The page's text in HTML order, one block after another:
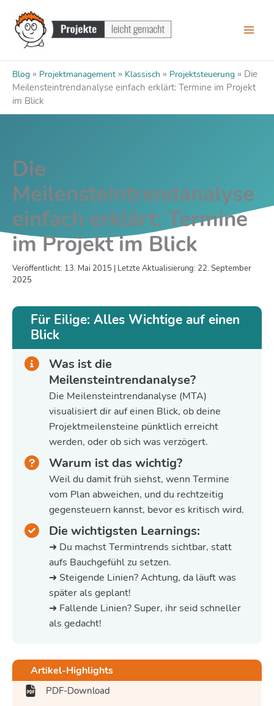
Inhalt
springen
Blog » Projektmanagement » Klassisch » Projektsteuerung » Die
Meilensteintrendanalyse einfach erklärt: Termine im Projekt
im Blick
Die
Meilensteintrendanalyse
einfach erklärt: Termine
im Projekt im Blick
Veröffentlicht: 13. Mai 2015 | Letzte Aktualisierung: 22. September
2025
Für Eilige: Alles Wichtige auf einen
Blick
Was ist die
Meilensteintrendanalyse?
Die Meilensteintrendanalyse (MTA)
visualisiert dir auf einen Blick, ob deine
Projektmeilensteine pünktlich erreicht
werden, oder ob sich was verzögert.
Warum ist das wichtig?
Weil du damit früh siehst, wenn Termine
vom Plan abweichen, und du rechtzeitig
gegensteuern kannst, bevor es kritisch wird.
Die wichtigsten Learnings:
➜ Du machst Termintrends sichtbar, statt
aufs Bauchgefühl zu setzen.
➜ Steigende Linien? Achtung, da läuft was
später als geplant!
➜ Fallende Linien? Super, ihr seid schneller
als gedacht!
Artikel-Highlights
PDF-Download